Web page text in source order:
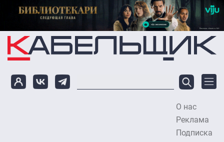
Перейти к основному содержанию
О нас
Реклама
Подписка